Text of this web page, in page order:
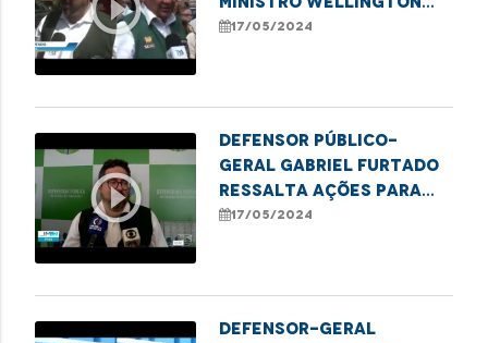
Dias celebram Acordo
ações de registro
público no Estado
17/05/2024
play_circle_outline
Defensor público-
geral Gabriel Furtado
ressalta ações para
erradicação do sub-
17/05/2024
Defensor-geral